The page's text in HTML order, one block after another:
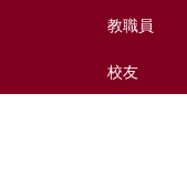
教職員
校友